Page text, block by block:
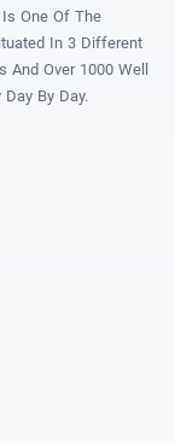
One Of The
In 3 Different
Over 1000 Well
By Day.